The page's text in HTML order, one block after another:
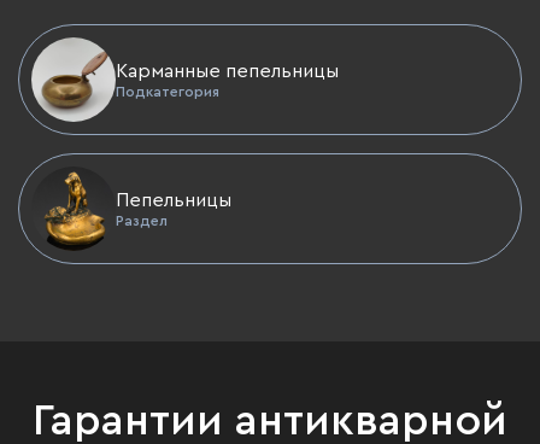
Карманные пепельницы
Подкатегория
Пепельницы
Раздел
Гарантии антикварной